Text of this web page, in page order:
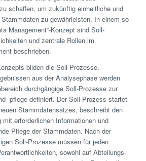
schaffen, um zukünftig einheitliche und
zu gewährleisten. In einem so
Management“-Konzept sind Soll-
und zentrale Rollen im
beschrieben.
bilden die Soll-Prozesse.
aus der Analysephase werden
durchgängige Soll-Prozesse zur
-pflege definiert. Der Soll-Prozess startet
Stammdatensatzes, beschreibt den
erforderlichen Informationen und
Pflege der Stammdaten. Nach der
Soll-Prozesse müssen für jeden
sowohl auf Abteilungs-